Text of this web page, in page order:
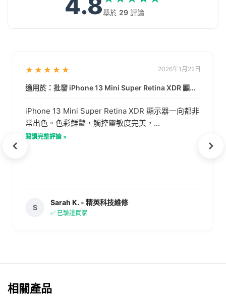
基於 29 評論
★★★★★ 2026年1月22日
適用於：批發 iPhone 13 Mini Super Retina XDR 顯示器 | 數據驅動的品質
iPhone 13 Mini Super Retina XDR 顯示器一向都非
常出色。色彩鮮豔，觸控靈敏度完美，...
閱讀完整評論 »
S
Sarah K. - 精英科技維修
✅ 已驗證買家
相關產品